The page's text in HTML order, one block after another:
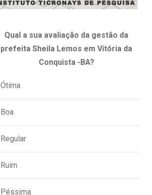
Qual a sua avaliação da gestão da
prefeita Sheila Lemos em Vitória da
Conquista -BA?
Ótima
Boa
Regular
Ruim
Péssima